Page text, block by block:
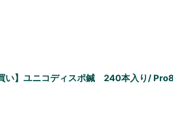
い】ユニコディスポ鍼 240本入り/ Pro8